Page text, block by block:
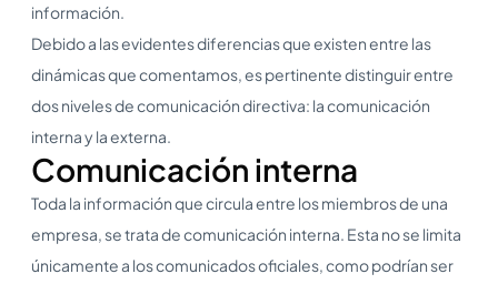
información.
Debido a las evidentes diferencias que existen entre las
dinámicas que comentamos, es pertinente distinguir entre
dos niveles de comunicación directiva: la comunicación
interna y la externa.
Comunicación interna
Toda la información que circula entre los miembros de una
empresa, se trata de comunicación interna. Esta no se limita
únicamente a los comunicados oficiales, como podrían ser